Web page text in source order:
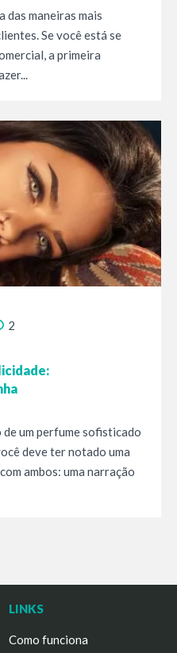
das maneiras mais
Se você está se
a primeira
2
de um perfume sofisticado
deve ter notado uma
ambos: uma narração
LINKS
Como funciona